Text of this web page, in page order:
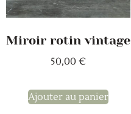
Miroir rotin vintage
50,00 €
Ajouter au panier